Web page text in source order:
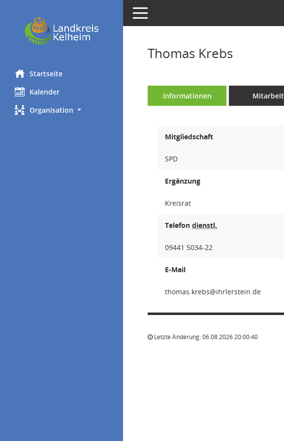
Startseite
Kalender
Organisation
Toggle navigation
Thomas Krebs
Informationen Mitarbeit
Mitgliedschaft
SPD
Ergänzung
Kreisrat
Telefon dienstl.
09441 5034-22
E-Mail
sberk.
Letzte Änderung: 06.08.2026 20:00:40